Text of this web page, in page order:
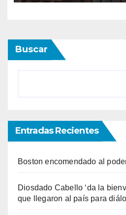
Buscar
Entradas Recientes
Boston encomendado al
Diosdado Cabello ‘da la
que llegaron al país para